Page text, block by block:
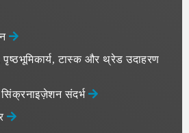
पृष्ठभूमिकार्य, टास्क और थ्रेड उदाहरण
संदर्भ